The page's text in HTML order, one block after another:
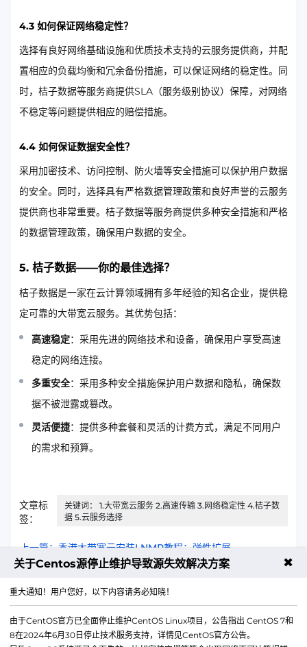
4.3 如何保证网络稳定性？
选择有良好网络基础设施和优质技术支持的云服务提供商，并配
置相应的负载均衡和冗余备份措施，可以保证网络的稳定性。同
时，桔子数据等服务商提供SLA（服务级别协议）保障，对网络
不稳定等问题提供相应的赔偿措施。
4.4 如何保证数据安全性？
采用加密技术、访问控制、防火墙等安全措施可以保护用户数据
的安全。同时，选择具有严格数据管理政策和良好声誉的云服务
提供商也非常重要。桔子数据等服务商提供多种安全措施和严格
的数据管理政策，确保用户数据的安全。
5. 桔子数据——你的最佳选择？
桔子数据是一家在云计算领域拥有多年经验的知名企业，提供稳
定可靠的大带宽云服务。其优势包括：
高速稳定：采用先进的网络技术和设备，确保用户享受高速
稳定的网络连接。
多重安全：采用多种安全措施保护用户数据和隐私，确保数
据不被泄露或篡改。
灵活便捷：提供多种套餐和灵活的计费方式，满足不同用户
的需求和预算。
文章标
签：
关键词： 1.大带宽云服务 2.高速传输 3.网络稳定性 4.桔子数
据 5.云服务选择
上一篇：香港大带宽云安装LNMP教程：弹性扩展
关于Centos源停止维护导致源失效解决方案 ✖
重大通知！用户您好，以下内容请务必知晓！
由于CentOS官方已全面停止维护CentOS Linux项目，公告指出 CentOS 7和
8在2024年6月30日停止技术服务支持，详情见CentOS官方公告。